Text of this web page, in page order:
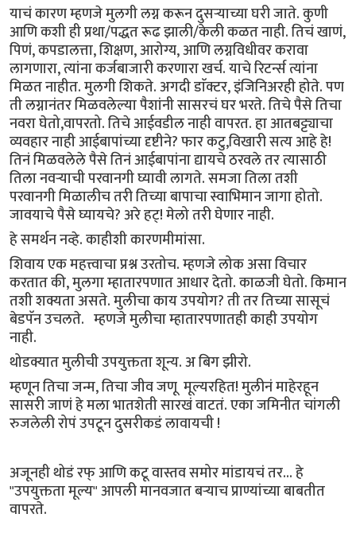
याचं कारण म्हणजे मुलगी लग्न करून दुसऱ्याच्या घरी जाते. कुणी
आणि कशी ही प्रथा/पद्धत रूढ झाली/केली कळत नाही. तिचं खाणं,
पिणं, कपडालत्ता, शिक्षण, आरोग्य, आणि लग्नविधीवर करावा
लागणारा, त्यांना कर्जबाजारी करणारा खर्च. याचे रिटर्न्स त्यांना
मिळत नाहीत. मुलगी शिकते. अगदी डाॅक्टर, इंजिनिअरही होते. पण
ती लग्नानंतर मिळवलेल्या पैशांनी सासरचं घर भरते. तिचे पैसे तिचा
नवरा घेतो,वापरतो. तिचे आईवडील नाही वापरत. हा आतबट्ट्याचा
व्यवहार नाही आईबापांच्या दृष्टीने? फार कटु,विखारी सत्य आहे हे!
तिनं मिळवलेले पैसे तिनं आईबापांना द्यायचे ठरवले तर त्यासाठी
तिला नवऱ्याची परवानगी घ्यावी लागते. समजा तिला तशी
परवानगी मिळालीच तरी तिच्या बापाचा स्वाभिमान जागा होतो.
जावयाचे पैसे घ्यायचे? अरे हट्! मेलो तरी घेणार नाही.
हे समर्थन नव्हे. काहीशी कारणमीमांसा.
शिवाय एक महत्त्वाचा प्रश्न उरतोच. म्हणजे लोक असा विचार
करतात की, मुलगा म्हातारपणात आधार देतो. काळजी घेतो. किमान
तशी शक्यता असते. मुलीचा काय उपयोग? ती तर तिच्या सासूचं
बेडपॅन उचलते. म्हणजे मुलीचा म्हातारपणातही काही उपयोग
नाही.
थोडक्यात मुलीची उपयुक्तता शून्य. अ बिग झीरो.
म्हणून तिचा जन्म, तिचा जीव जणू मूल्यरहित! मुलीनं माहेरहून
सासरी जाणं हे मला भातशेती सारखं वाटतं. एका जमिनीत चांगली
रुजलेली रोपं उपटून दुसरीकडं लावायची !
अजूनही थोडं रफ् आणि कटू वास्तव समोर मांडायचं तर... हे
"उपयुक्तता मूल्य" आपली मानवजात बऱ्याच प्राण्यांच्या बाबतीत
वापरते.